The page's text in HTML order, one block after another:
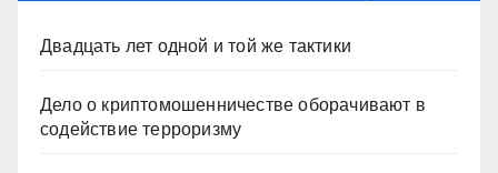
Двадцать лет одной и той же тактики
Дело о криптомошенничестве оборачивают в
содействие терроризму